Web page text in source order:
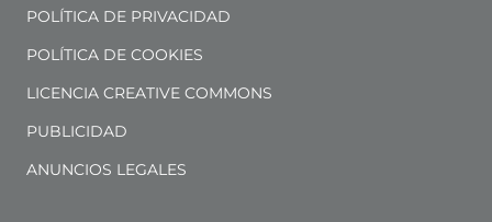
POLÍTICA DE PRIVACIDAD
POLÍTICA DE COOKIES
LICENCIA CREATIVE COMMONS
PUBLICIDAD
ANUNCIOS LEGALES